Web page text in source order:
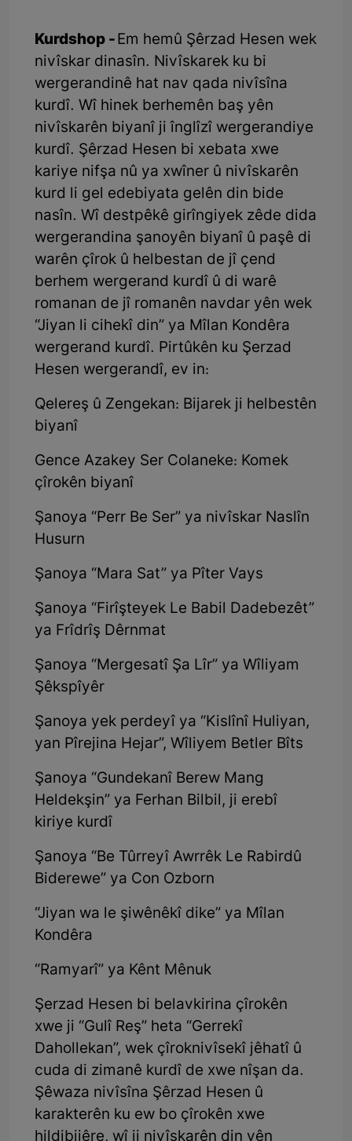
Kurdshop -Em hemû Şêrzad Hesen wek
nivîskar dinasîn. Nivîskarek ku bi
wergerandinê hat nav qada nivîsîna
kurdî. Wî hinek berhemên baş yên
nivîskarên biyanî ji înglîzî wergerandiye
kurdî. Şêrzad Hesen bi xebata xwe
kariye nifşa nû ya xwîner û nivîskarên
kurd li gel edebiyata gelên din bide
nasîn. Wî destpêkê girîngiyek zêde dida
wergerandina şanoyên biyanî û paşê di
warên çîrok û helbestan de jî çend
berhem wergerand kurdî û di warê
romanan de jî romanên navdar yên wek
“Jiyan li cihekî din” ya Mîlan Kondêra
wergerand kurdî. Pirtûkên ku Şerzad
Hesen wergerandî, ev in:
Qelereş û Zengekan: Bijarek ji helbestên
biyanî
Gence Azakey Ser Colaneke: Komek
çîrokên biyanî
Şanoya “Perr Be Ser” ya nivîskar Naslîn
Husurn
Şanoya “Mara Sat” ya Pîter Vays
Şanoya “Firîşteyek Le Babil Dadebezêt”
ya Frîdrîş Dêrnmat
Şanoya “Mergesatî Şa Lîr” ya Wîliyam
Şêkspîyêr
Şanoya yek perdeyî ya “Kislînî Huliyan,
yan Pîrejina Hejar”, Wîliyem Betler Bîts
Şanoya “Gundekanî Berew Mang
Heldekşin” ya Ferhan Bilbil, ji erebî
kiriye kurdî
Şanoya “Be Tûrreyî Awrrêk Le Rabirdû
Biderewe” ya Con Ozborn
“Jiyan wa le şiwênêkî dike” ya Mîlan
Kondêra
“Ramyarî” ya Kênt Mênuk
Şerzad Hesen bi belavkirina çîrokên
xwe ji “Gulî Reş” heta “Gerrekî
Dahollekan”, wek çîroknivîsekî jêhatî û
cuda di zimanê kurdî de xwe nîşan da.
Şêwaza nivîsîna Şêrzad Hesen û
karakterên ku ew bo çîrokên xwe